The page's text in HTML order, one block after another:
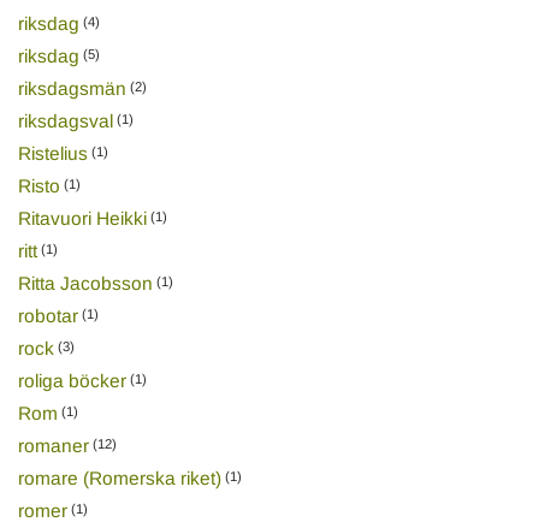
riksdag (4)
riksdag (5)
riksdagsmän (2)
riksdagsval(1)
Ristelius (1)
Risto (1)
Ritavuori Heikki(1)
ritt(1)
Ritta Jacobsson (1)
robotar(1)
rock (3)
roliga böcker(1)
Rom (1)
romaner(12)
romare (Romerska riket)(1)
romer(1)